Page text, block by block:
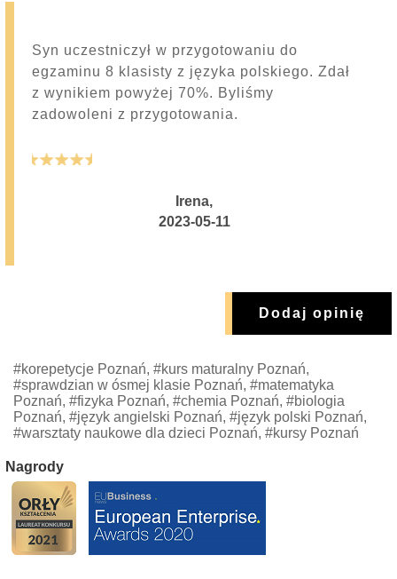
Syn uczestniczył w przygotowaniu do
egzaminu 8 klasisty z języka polskiego. Zdał
z wynikiem powyżej 70%. Byliśmy
zadowoleni z przygotowania.
Irena,
2023-05-11
Dodaj opinię
#korepetycje Poznań, #kurs maturalny Poznań,
#sprawdzian w ósmej klasie Poznań, #matematyka
Poznań, #fizyka Poznań, #chemia Poznań, #biologia
Poznań, #język angielski Poznań, #język polski Poznań,
#warsztaty naukowe dla dzieci Poznań, #kursy Poznań
Nagrody